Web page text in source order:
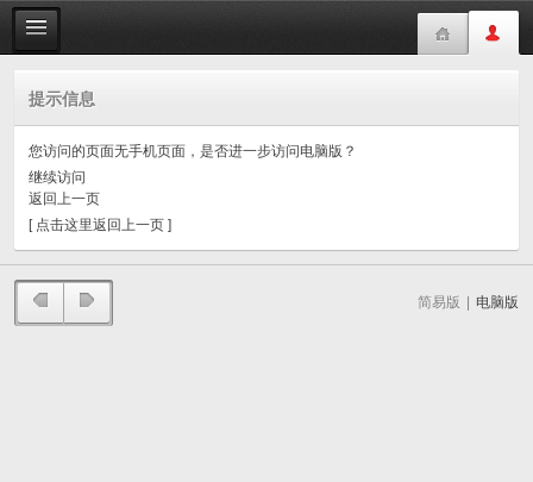
提示信息
您访问的页面无手机页面，是否进一步访问电脑版？
继续访问
返回上一页
[ 点击这里返回上一页 ]
简易版 电脑版